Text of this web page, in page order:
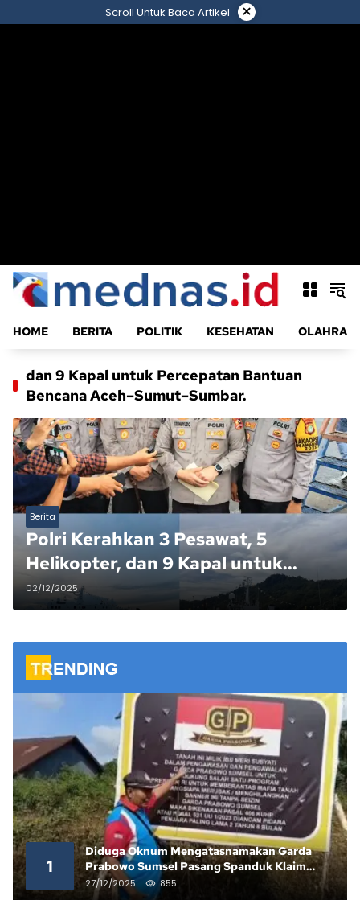
ke
Scroll Untuk Baca Artikel ×
HOME BERITA POLITIK KESEHATAN
dan 9 Kapal untuk Percepatan Bantuan
Bencana Aceh–Sumut–Sumbar.
Berita
Polri Kerahkan 3 Pesawat, 5
Helikopter, dan 9 Kapal untuk
Percepatan Bantuan Bencana
Aceh–Sumut–Sumbar..
02/12/2025
1
Diduga Oknum Mengatasnamakan Garda
Prabowo Sumsel Pasang Spanduk Klaim
Lahan yang Telah Diputus Pengadilan
27/12/2025 855